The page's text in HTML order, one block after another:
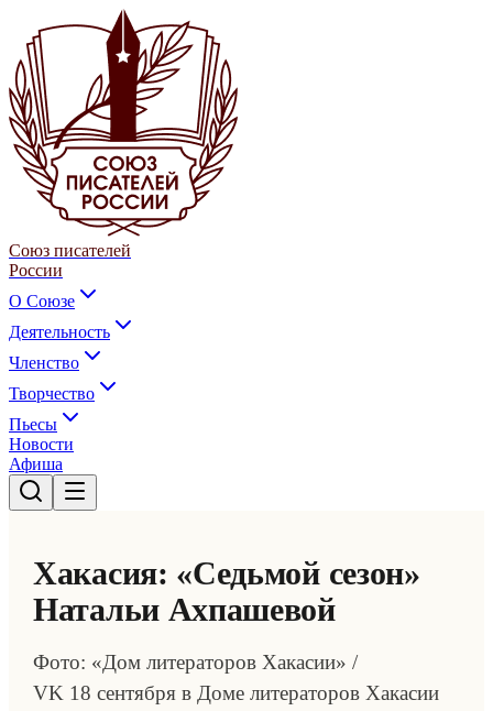
Союз писателей
России
О Союзе
Деятельность
Членство
Творчество
Пьесы
Новости
Афиша
Хакасия: «Седьмой сезон»
Натальи Ахпашевой
Фото: «Дом литераторов Хакасии» /
VK 18 сентября в Доме литераторов Хакасии